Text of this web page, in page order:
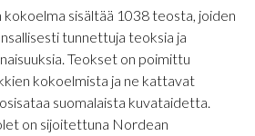
sisältää 1038 teosta, joiden
tunnettuja teoksia ja
Teokset on poimittu
kokoelmista ja ne kattavat
suomalaista kuvataidetta.
on sijoitettuna Nordean